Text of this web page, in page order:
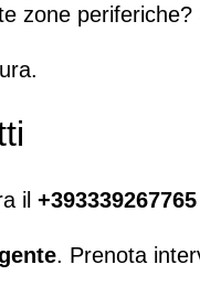
zone
il +393339267765
. Prenota